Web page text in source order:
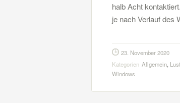
halb Acht
je nach Verlauf des
23. November 2020
Kategorien Allgemein,
Windows